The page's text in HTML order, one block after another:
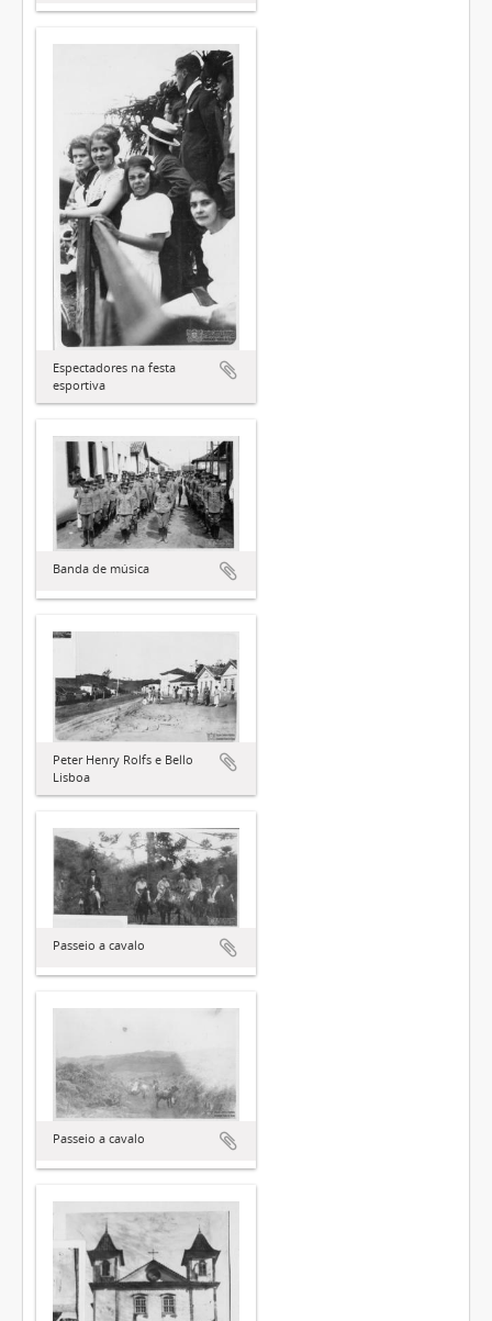
Espectadores na festa
esportiva
Banda de música
Peter Henry Rolfs e Bello
Lisboa
Passeio a cavalo
Passeio a cavalo